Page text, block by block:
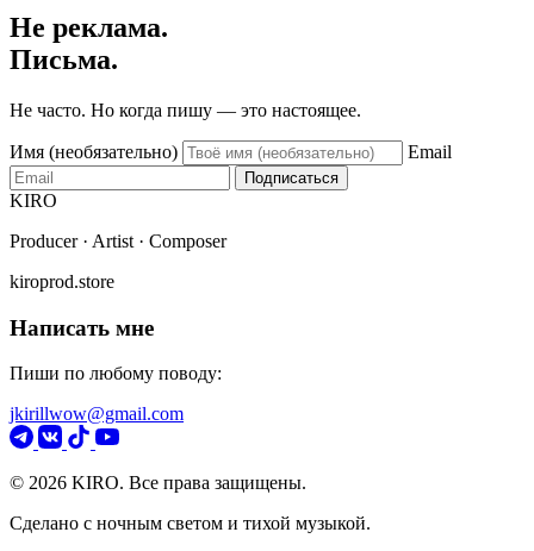
Не реклама.
Письма.
Не часто. Но когда пишу — это настоящее.
Имя (необязательно) Email
Подписаться
KIRO
Producer · Artist · Composer
kiroprod.store
Написать мне
Пиши по любому поводу:
jkirillwow@gmail.com
© 2026 KIRO. Все права защищены.
Сделано с ночным светом и тихой музыкой.